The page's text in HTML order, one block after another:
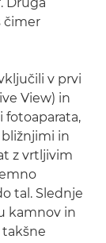
čimer
v prvi
View) in
fotoaparata,
in
z vrtljivim
tal. Slednje
kamnov in
takšne